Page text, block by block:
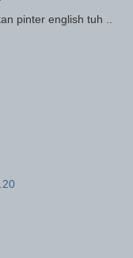
pinter english tuh ..